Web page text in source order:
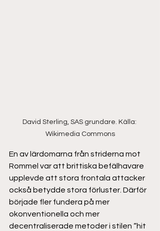
David Sterling, SAS grundare. Källa:
Wikimedia Commons
En av lärdomarna från striderna mot
Rommel var att brittiska befälhavare
upplevde att stora frontala attacker
också betydde stora förluster. Därför
började fler fundera på mer
okonventionella och mer
decentraliserade metoder i stilen “hit